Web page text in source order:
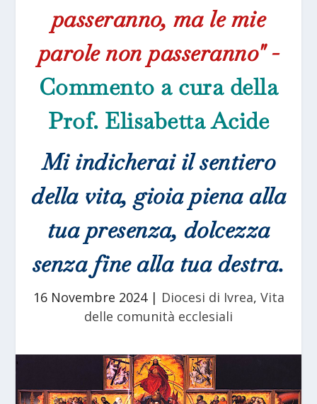
passeranno, ma le mie
parole non passeranno" -
Commento a cura della
Prof. Elisabetta Acide
Mi indicherai il sentiero
della vita, gioia piena alla
tua presenza, dolcezza
senza fine alla tua destra.
16 Novembre 2024| Diocesi di Ivrea, Vita
delle comunità ecclesiali